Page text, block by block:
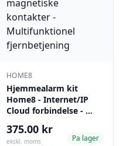
HOME8
Hjemmealarm kit
Home8 - Internet/IP
Cloud forbindelse - …
375.00 kr
ekskl. moms
Pa lager